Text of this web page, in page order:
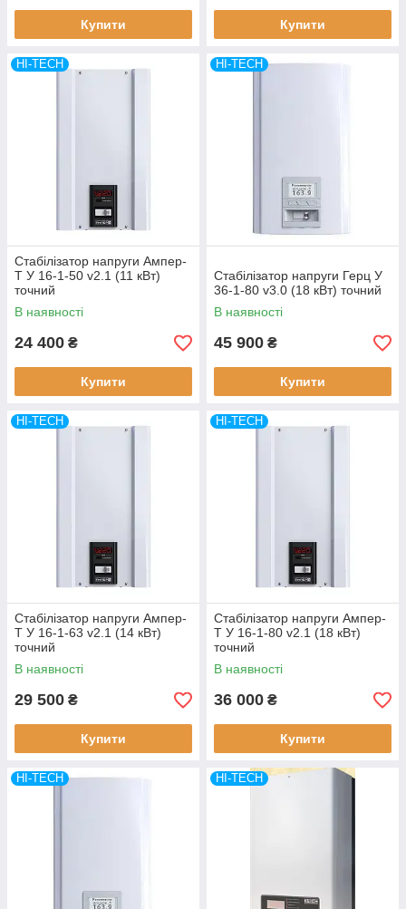
Купити Купити
HI-TECH
Стабілізатор напруги Ампер-
Т У 16-1-50 v2.1 (11 кВт)
точний
В наявності
24 400 ₴
Купити
HI-TECH
Стабілізатор напруги Герц У
36-1-80 v3.0 (18 кВт) точний
В наявності
45 900 ₴
Купити
HI-TECH
Стабілізатор напруги Ампер-
Т У 16-1-63 v2.1 (14 кВт)
точний
В наявності
29 500 ₴
Купити
HI-TECH
Стабілізатор напруги Ампер-
Т У 16-1-80 v2.1 (18 кВт)
точний
В наявності
36 000 ₴
Купити
HI-TECH HI-TECH